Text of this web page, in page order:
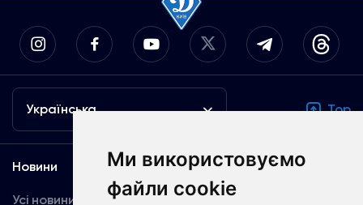
Ми використовуємо
файли cookie
Українська Top
Новини
Усі новини
Медіа
Динамо TV